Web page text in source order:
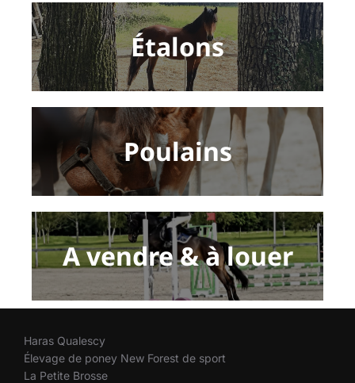
Étalons
Poulains
A vendre & à louer
Haras Qualescy
Élevage de poney New Forest de sport
La Petite Brosse